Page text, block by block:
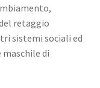
retaggio
sistemi sociali ed
di